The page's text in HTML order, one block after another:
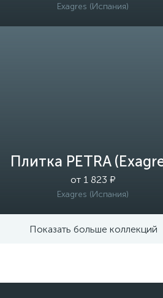
Exagres (Испания)
Плитка PETRA
от 1 823 ₽
Exagres (Испания)
Показать больше коллекций